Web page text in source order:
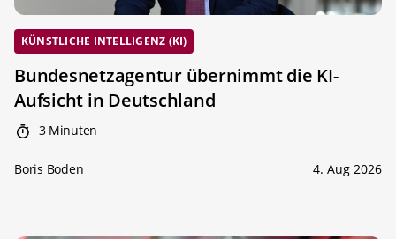
KÜNSTLICHE INTELLIGENZ (KI)
Bundesnetzagentur übernimmt die KI-
Aufsicht in Deutschland
3 Minuten
Boris Boden 4. Aug 2026